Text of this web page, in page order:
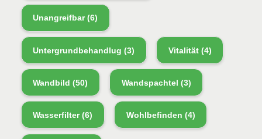
Unangreifbar(6)
Untergrundbehandlug (3) Vitalität(4)
Wandbild (50) Wandspachtel (3)
Wasserfilter(6) Wohlbefinden (4)